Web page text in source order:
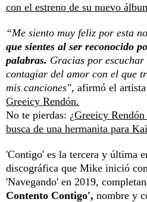
con el estreno de su nuevo
“Me siento muy feliz por esta
que sientes al ser reconocido
palabras. Gracias por
contagiar del amor con el que
mis canciones", afirmó el
Greeicy Rendón.
No te pierdas: ¿Greeicy
busca de una hermanita para
'Contigo' es la tercera y última
discográfica que Mike inició
'Navegando' en 2019,
Contento Contigo', nombre y